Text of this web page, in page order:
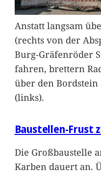
Anstatt langsam
(rechts von der
Burg-Gräfenröder
fahren, brettern
über den
(links).
Baustellen-Frust
Die Großbaustelle
Karben dauert an.